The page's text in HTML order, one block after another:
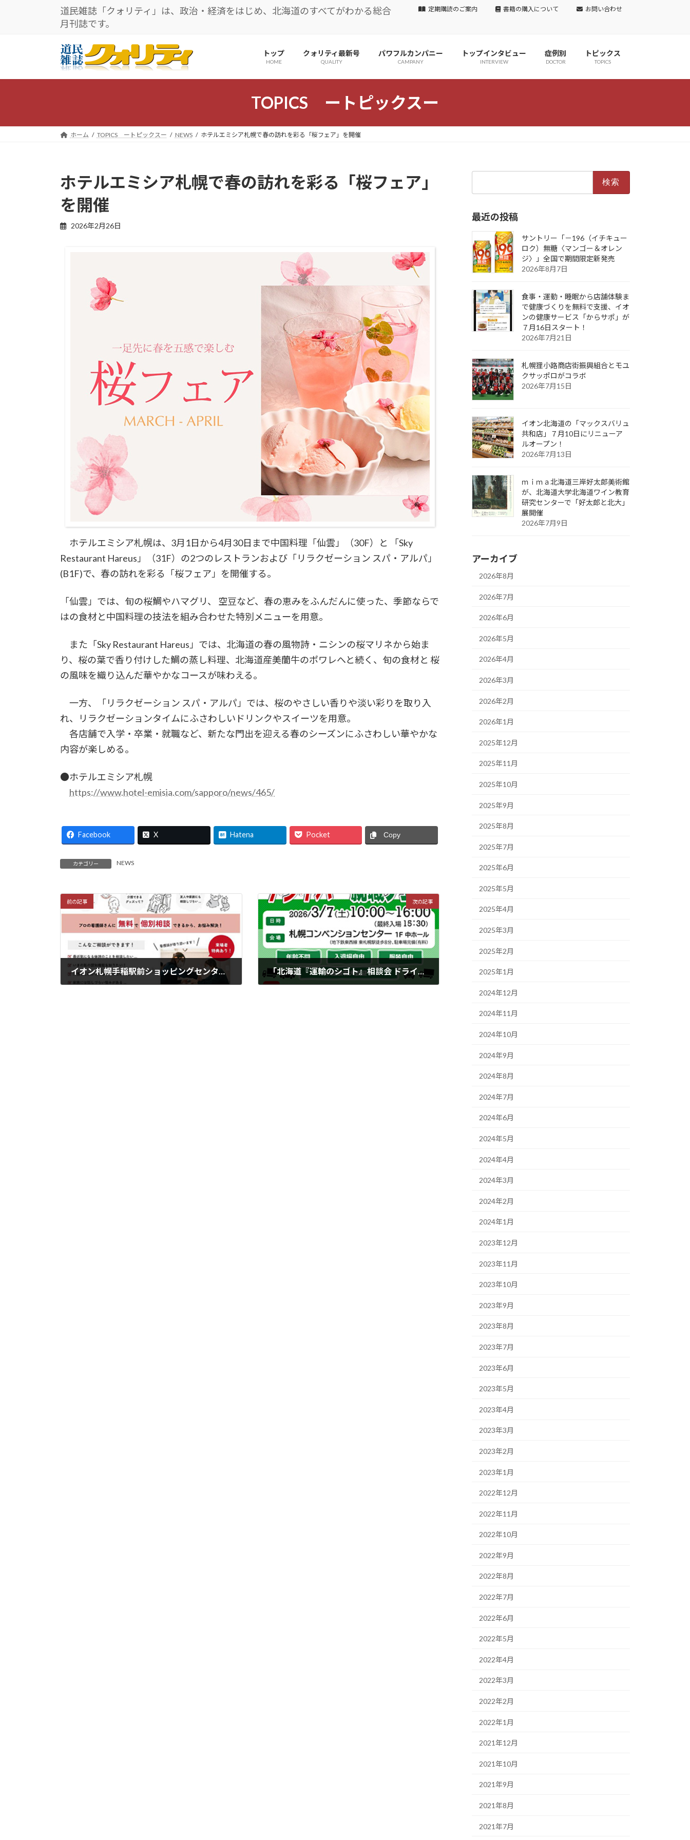
ス
ン
道民雑誌「クォリティ」は、政治・経済をはじめ、北海道のすべてがわかる総合
月刊誌です。
定期購読のご案内 書籍の購入について お問い合わせ
トップ
HOME
クォリティ最新号
QUALITY
パワフルカンパニー
CAMPANY
トップインタビュー
INTERVIEW
症例別
DOCTOR
トピックス
TOPICS
TOPICS ートピックスー
ホーム TOPICS ートピックスー NEWS ホテルエミシア札幌で春の訪れを彩る「桜フェア」を開催
ホテルエミシア札幌で春の訪れを彩る「桜フェア」
を開催
2026年2月26日
ホテルエミシア札幌は、3月1日から4月30日まで中国料理「仙雲」（30F）と 「Sky
Restaurant Hareus」（31F）の2つのレストランおよび「リラクゼーション スパ・アルパ」
(B1F)で、春の訪れを彩る「桜フェア」を開催する。
「仙雲」では、旬の桜鯛やハマグリ、 空豆など、春の恵みをふんだんに使った、季節ならで
はの食材と中国料理の技法を組み合わせた特別メニューを用意。
また「Sky Restaurant Hareus」では、北海道の春の風物詩・ニシンの桜マリネから始ま
り、桜の葉で香り付けした鯛の蒸し料理、北海道産美蘭牛のポワレへと続く、旬の食材と 桜
の風味を織り込んだ華やかなコースが味わえる。
一方、「リラクゼーション スパ・アルパ」では、桜のやさしい香りや淡い彩りを取り入
れ、リラクゼーションタイムにふさわしいドリンクやスイーツを用意。
各店舗で入学・卒業・就職など、新たな門出を迎える春のシーズンにふさわしい華やかな
内容が楽しめる。
●ホテルエミシア札幌
https://www.hotel-emisia.com/sapporo/news/465/
Facebook X Hatena Pocket Copy
カテゴリー NEWS
前の記事
イオン札幌手稲駅前ショッピングセンターで「まちの保健室」イベントを開催
次の記事
「北海道『運輸のシゴト』相談会 ドライバー就職フェア」
最近の投稿
サントリー「－196（イチキュー
ロク）無糖〈マンゴー＆オレン
ジ〉」全国で期間限定新発売
2026年8月7日
食事・運動・睡眠から店舗体験ま
で健康づくりを無料で支援、イオ
ンの健康サービス「からサポ」が
７月16日スタート！
2026年7月21日
札幌狸小路商店街振興組合とモユ
クサッポロがコラボ
2026年7月15日
イオン北海道の「マックスバリュ
共和店」７月10日にリニューア
ルオープン！
2026年7月13日
ｍｉｍａ北海道三岸好太郎美術館
が、北海道大学北海道ワイン教育
研究センターで「好太郎と北大」
展開催
2026年7月9日
アーカイブ
2026年8月
2026年7月
2026年6月
2026年5月
2026年4月
2026年3月
2026年2月
2026年1月
2025年12月
2025年11月
2025年10月
2025年9月
2025年8月
2025年7月
2025年6月
2025年5月
2025年4月
2025年3月
2025年2月
2025年1月
2024年12月
2024年11月
2024年10月
2024年9月
2024年8月
2024年7月
2024年6月
2024年5月
2024年4月
2024年3月
2024年2月
2024年1月
2023年12月
2023年11月
2023年10月
2023年9月
2023年8月
2023年7月
2023年6月
2023年5月
2023年4月
2023年3月
2023年2月
2023年1月
2022年12月
2022年11月
2022年10月
2022年9月
2022年8月
2022年7月
2022年6月
2022年5月
2022年4月
2022年3月
2022年2月
2022年1月
2021年12月
2021年10月
2021年9月
2021年8月
2021年7月